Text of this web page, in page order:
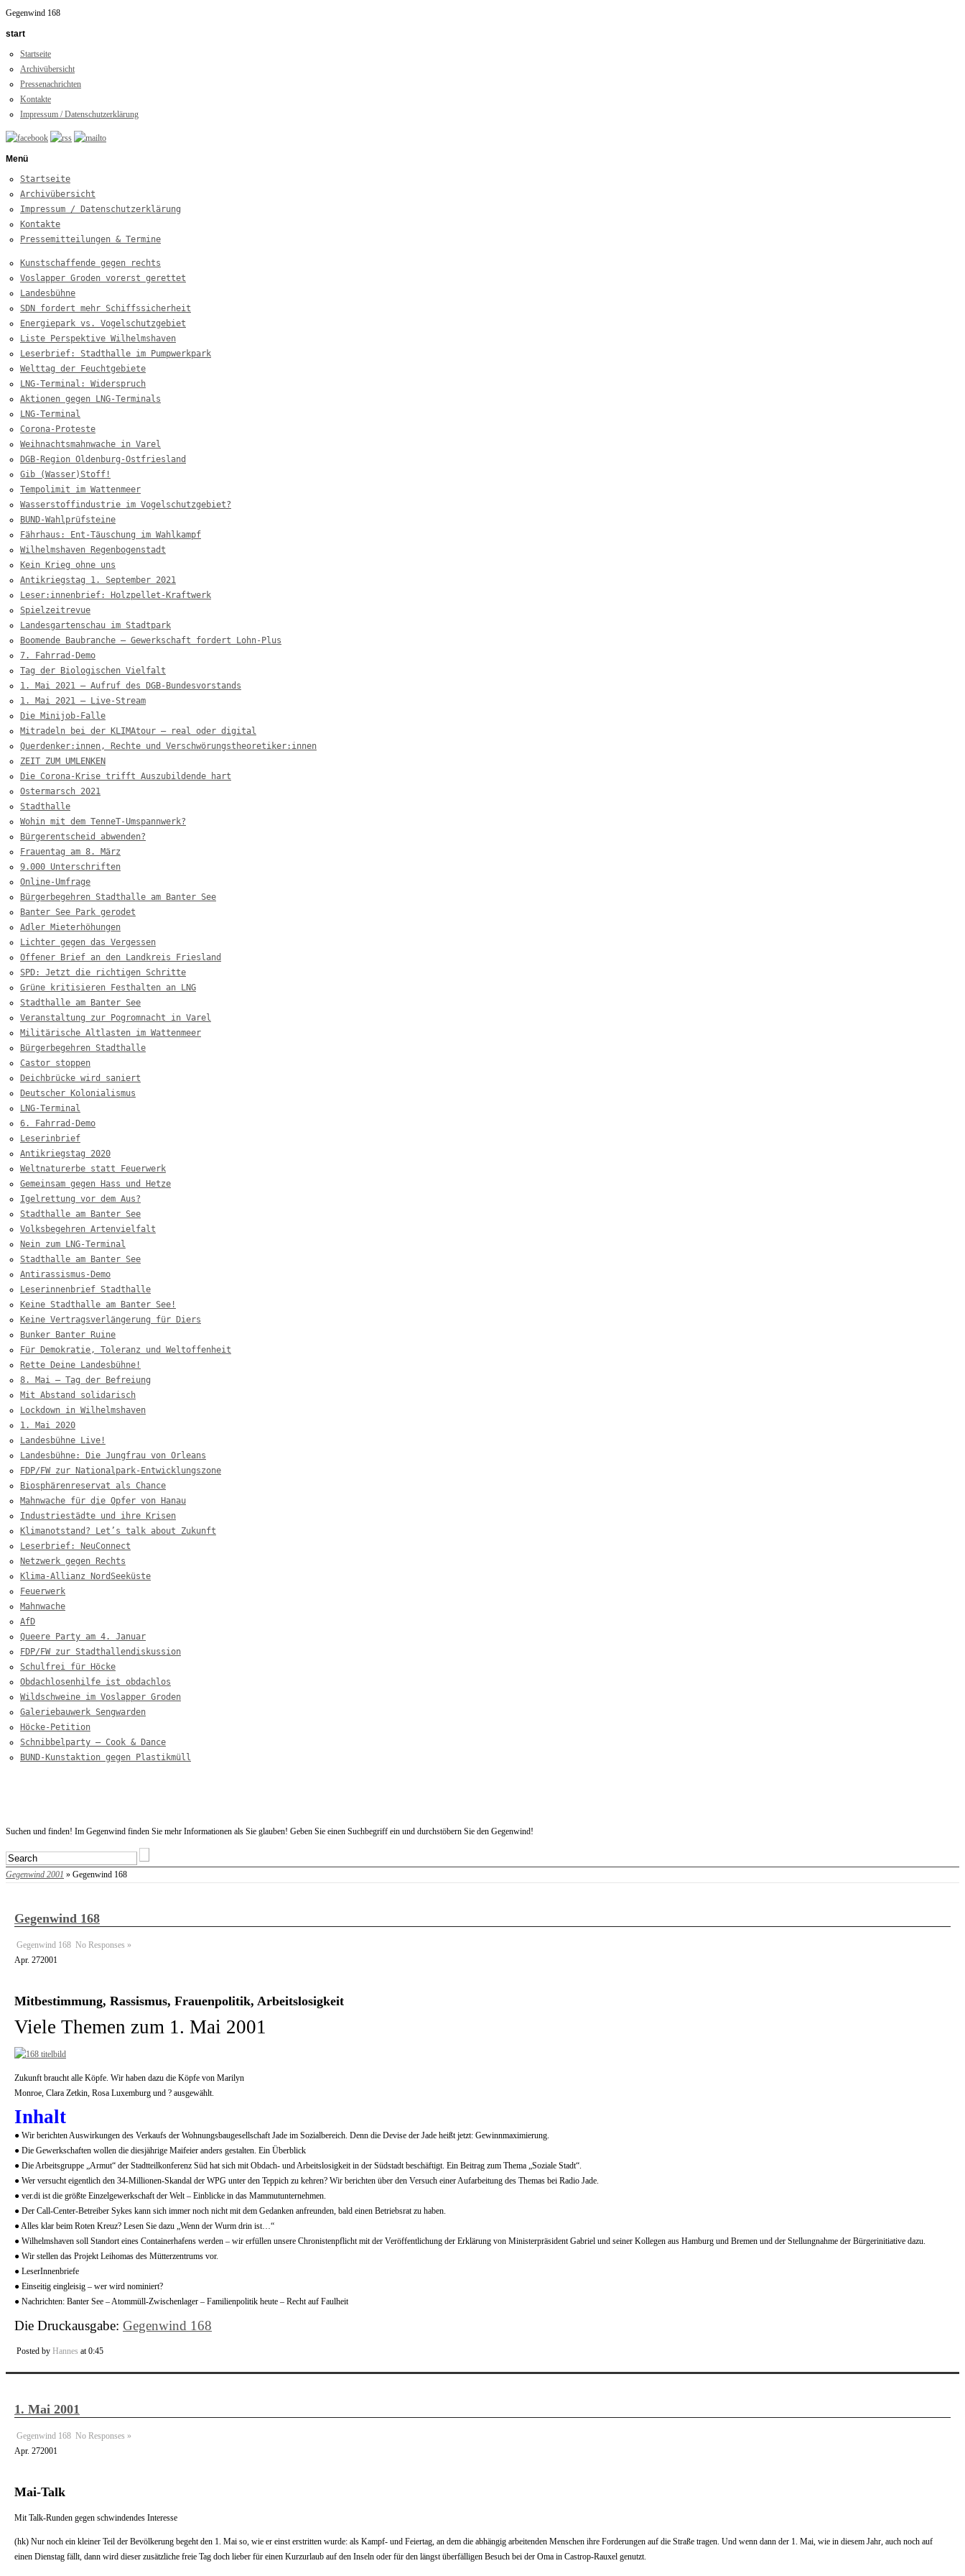
Gegenwind 168
start
Startseite
Archivübersicht
Pressenachrichten
Kontakte
Impressum / Datenschutzerklärung
Menü
Startseite
Archivübersicht
Impressum / Datenschutzerklärung
Kontakte
Pressemitteilungen & Termine
Kunstschaffende gegen rechts
Voslapper Groden vorerst gerettet
Landesbühne
SDN fordert mehr Schiffssicherheit
Energiepark vs. Vogelschutzgebiet
Liste Perspektive Wilhelmshaven
Leserbrief: Stadthalle im Pumpwerkpark
Welttag der Feuchtgebiete
LNG-Terminal: Widerspruch
Aktionen gegen LNG-Terminals
LNG-Terminal
Corona-Proteste
Weihnachtsmahnwache in Varel
DGB-Region Oldenburg-Ostfriesland
Gib (Wasser)Stoff!
Tempolimit im Wattenmeer
Wasserstoffindustrie im Vogelschutzgebiet?
BUND-Wahlprüfsteine
Fährhaus: Ent-Täuschung im Wahlkampf
Wilhelmshaven Regenbogenstadt
Kein Krieg ohne uns
Antikriegstag 1. September 2021
Leser:innenbrief: Holzpellet-Kraftwerk
Spielzeitrevue
Landesgartenschau im Stadtpark
Boomende Baubranche – Gewerkschaft fordert Lohn-Plus
7. Fahrrad-Demo
Tag der Biologischen Vielfalt
1. Mai 2021 – Aufruf des DGB-Bundesvorstands
1. Mai 2021 – Live-Stream
Die Minijob-Falle
Mitradeln bei der KLIMAtour – real oder digital
Querdenker:innen, Rechte und Verschwörungstheoretiker:innen
ZEIT ZUM UMLENKEN
Die Corona-Krise trifft Auszubildende hart
Ostermarsch 2021
Stadthalle
Wohin mit dem TenneT-Umspannwerk?
Bürgerentscheid abwenden?
Frauentag am 8. März
9.000 Unterschriften
Online-Umfrage
Bürgerbegehren Stadthalle am Banter See
Banter See Park gerodet
Adler Mieterhöhungen
Lichter gegen das Vergessen
Offener Brief an den Landkreis Friesland
SPD: Jetzt die richtigen Schritte
Grüne kritisieren Festhalten an LNG
Stadthalle am Banter See
Veranstaltung zur Pogromnacht in Varel
Militärische Altlasten im Wattenmeer
Bürgerbegehren Stadthalle
Castor stoppen
Deichbrücke wird saniert
Deutscher Kolonialismus
LNG-Terminal
6. Fahrrad-Demo
Leserinbrief
Antikriegstag 2020
Weltnaturerbe statt Feuerwerk
Gemeinsam gegen Hass und Hetze
Igelrettung vor dem Aus?
Stadthalle am Banter See
Volksbegehren Artenvielfalt
Nein zum LNG-Terminal
Stadthalle am Banter See
Antirassismus-Demo
Leserinnenbrief Stadthalle
Keine Stadthalle am Banter See!
Keine Vertragsverlängerung für Diers
Bunker Banter Ruine
Für Demokratie, Toleranz und Weltoffenheit
Rette Deine Landesbühne!
8. Mai – Tag der Befreiung
Mit Abstand solidarisch
Lockdown in Wilhelmshaven
1. Mai 2020
Landesbühne Live!
Landesbühne: Die Jungfrau von Orleans
FDP/FW zur Nationalpark-Entwicklungszone
Biosphärenreservat als Chance
Mahnwache für die Opfer von Hanau
Industriestädte und ihre Krisen
Klimanotstand? Let’s talk about Zukunft
Leserbrief: NeuConnect
Netzwerk gegen Rechts
Klima-Allianz NordSeeküste
Feuerwerk
Mahnwache
AfD
Queere Party am 4. Januar
FDP/FW zur Stadthallendiskussion
Schulfrei für Höcke
Obdachlosenhilfe ist obdachlos
Wildschweine im Voslapper Groden
Galeriebauwerk Sengwarden
Höcke-Petition
Schnibbelparty – Cook & Dance
BUND-Kunstaktion gegen Plastikmüll
Startseite
Suchen und finden! Im Gegenwind finden Sie mehr Informationen als Sie glauben! Geben Sie einen Suchbegriff ein und durchstöbern Sie den Gegenwind!
Gegenwind 2001 » Gegenwind 168
Gegenwind 168
Gegenwind 168 No Responses »
Apr. 272001
Mitbestimmung, Rassismus, Frauenpolitik, Arbeitslosigkeit
Viele Themen zum 1. Mai 2001
Zukunft braucht alle Köpfe. Wir haben dazu die Köpfe von Marilyn
Monroe, Clara Zetkin, Rosa Luxemburg und ? ausgewählt.
Inhalt
● Wir berichten Auswirkungen des Verkaufs der Wohnungsbaugesellschaft Jade im Sozialbereich. Denn die Devise der Jade heißt jetzt: Gewinnmaximierung.
● Die Gewerkschaften wollen die diesjährige Maifeier anders gestalten. Ein Überblick
● Die Arbeitsgruppe „Armut“ der Stadtteilkonferenz Süd hat sich mit Obdach- und Arbeitslosigkeit in der Südstadt beschäftigt. Ein Beitrag zum Thema „Soziale Stadt“.
● Wer versucht eigentlich den 34-Millionen-Skandal der WPG unter den Teppich zu kehren? Wir berichten über den Versuch einer Aufarbeitung des Themas bei Radio Jade.
● ver.di ist die größte Einzelgewerkschaft der Welt – Einblicke in das Mammutunternehmen.
● Der Call-Center-Betreiber Sykes kann sich immer noch nicht mit dem Gedanken anfreunden, bald einen Betriebsrat zu haben.
● Alles klar beim Roten Kreuz? Lesen Sie dazu „Wenn der Wurm drin ist…“
● Wilhelmshaven soll Standort eines Containerhafens werden – wir erfüllen unsere Chronistenpflicht mit der Veröffentlichung der Erklärung von Ministerpräsident Gabriel und seiner Kollegen aus Hamburg und Bremen und der Stellungnahme der Bürgerinitiative dazu.
● Wir stellen das Projekt Leihomas des Mütterzentrums vor.
● LeserInnenbriefe
● Einseitig eingleisig – wer wird nominiert?
● Nachrichten: Banter See – Atommüll-Zwischenlager – Familienpolitik heute – Recht auf Faulheit
Die Druckausgabe: Gegenwind 168
Posted by Hannes at 0:45
1. Mai 2001
Gegenwind 168 No Responses »
Apr. 272001
Mai-Talk
Mit Talk-Runden gegen schwindendes Interesse
(hk) Nur noch ein kleiner Teil der Bevölkerung begeht den 1. Mai so, wie er einst erstritten wurde: als Kampf- und Feiertag, an dem die abhängig arbeitenden Menschen ihre Forderungen auf die Straße tragen. Und wenn dann der 1. Mai, wie in diesem Jahr, auch noch auf
einen Dienstag fällt, dann wird dieser zusätzliche freie Tag doch lieber für einen Kurzurlaub auf den Inseln oder für den längst überfälligen Besuch bei der Oma in Castrop-Rauxel genutzt.